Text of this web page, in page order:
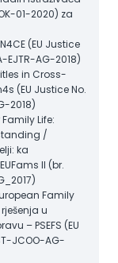
01-2020) za
(EU Justice
EJTR-AG-2018)
in Cross-
(EU Justice No.
2018)
Life:
/
ka
II (br.
Family
u
– PSEFS (EU
JCOO-AG-